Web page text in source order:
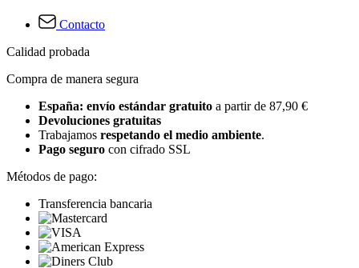
Contacto
Calidad probada
Compra de manera segura
España: envío estándar gratuito a partir de 87,90 €
Devoluciones gratuitas
Trabajamos respetando el medio ambiente.
Pago seguro con cifrado SSL
Métodos de pago:
Transferencia bancaria